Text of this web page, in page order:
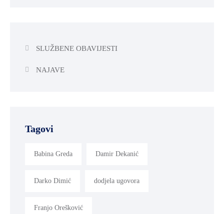
SLUŽBENE OBAVIJESTI
NAJAVE
Tagovi
Babina Greda Damir Dekanić
Darko Dimić dodjela ugovora
Franjo Orešković